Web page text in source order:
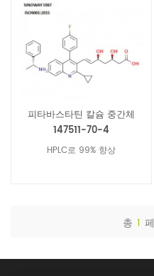
피타바스타틴 칼슘 중간체
147511-70-4
HPLC로 99% 향상
총 1